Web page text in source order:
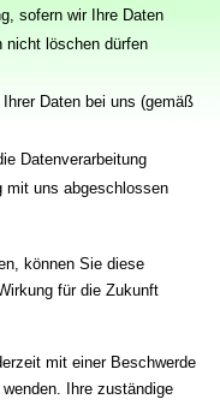
sofern wir Ihre Daten
nicht löschen dürfen
Daten bei uns (gemäß
Datenverarbeitung
mit uns abgeschlossen
können Sie diese
für die Zukunft
mit einer Beschwerde
Ihre zuständige